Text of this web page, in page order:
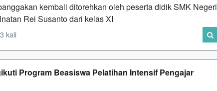
kembali ditorehkan oleh peserta didik SMK Negeri
Rei Susanto dari kelas XI
kali
Program Beasiswa Pelatihan Intensif Pengajar